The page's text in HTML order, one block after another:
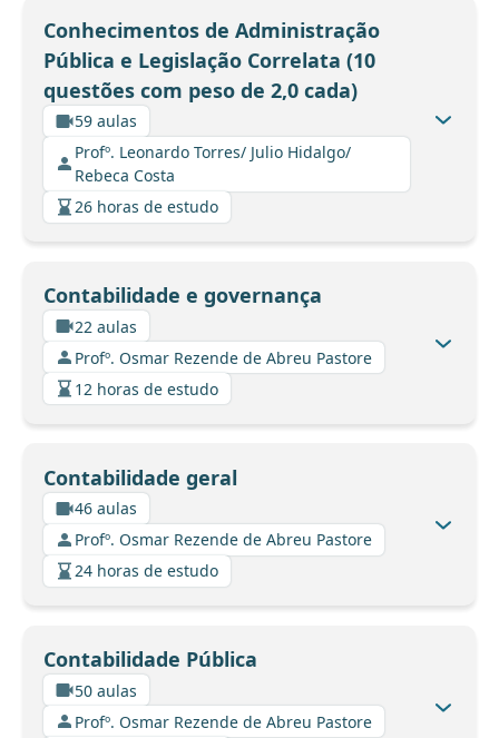
Conhecimentos de Administração
Pública e Legislação Correlata (10
questões com peso de 2,0 cada)
59 aulas
Profº. Leonardo Torres/ Julio Hidalgo/
Rebeca Costa
26 horas de estudo
Contabilidade e governança
22 aulas
Profº. Osmar Rezende de Abreu Pastore
12 horas de estudo
Contabilidade geral
46 aulas
Profº. Osmar Rezende de Abreu Pastore
24 horas de estudo
Contabilidade Pública
50 aulas
Profº. Osmar Rezende de Abreu Pastore